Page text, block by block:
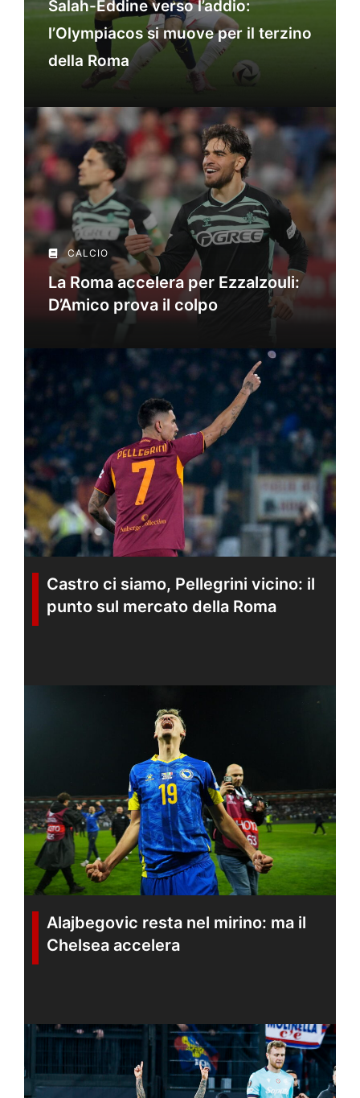
Salah-Eddine verso l’addio:
l’Olympiacos si muove per il terzino
della Roma
CALCIO
La Roma accelera per Ezzalzouli:
D’Amico prova il colpo
Castro ci siamo, Pellegrini vicino: il
punto sul mercato della Roma
Alajbegovic resta nel mirino: ma il
Chelsea accelera